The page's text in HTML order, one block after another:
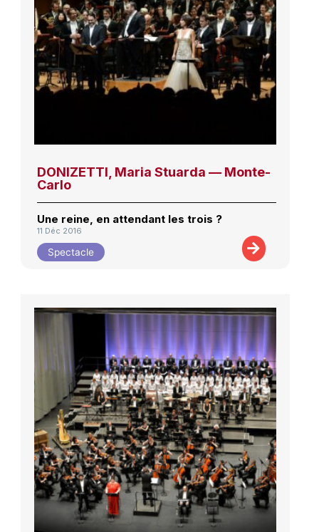
DONIZETTI, Maria Stuarda — Monte-
Carlo
Une reine, en attendant les trois ?
11 Déc 2016
Spectacle